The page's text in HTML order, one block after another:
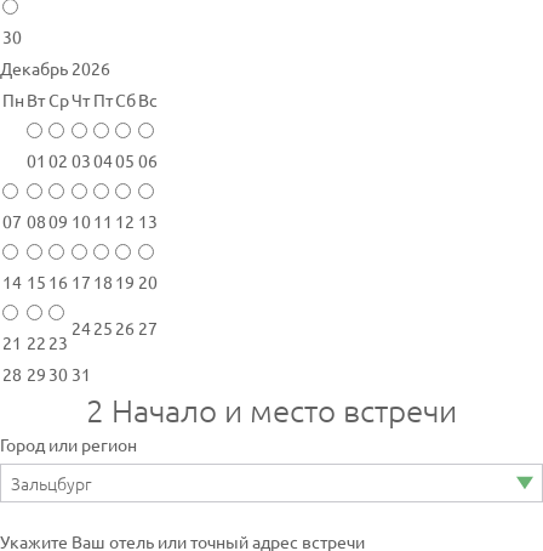
30
Декабрь 2026
Пн ВтСрЧт ПтСбВс
01 02 030405 06
07 0809 1011 12 13
14 15 16 17 18 19 20
21 22 23
2425 26 27
28 29 30 31
2 Начало и место встречи
Город или регион
Укажите Ваш отель или точный адрес встречи